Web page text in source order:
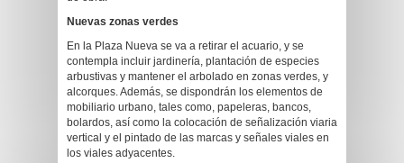
Nuevas zonas verdes
En la Plaza Nueva se va a retirar el acuario, y se
contempla incluir jardinería, plantación de especies
arbustivas y mantener el arbolado en zonas verdes, y
alcorques. Además, se dispondrán los elementos de
mobiliario urbano, tales como, papeleras, bancos,
bolardos, así como la colocación de señalización viaria
vertical y el pintado de las marcas y señales viales en
los viales adyacentes.